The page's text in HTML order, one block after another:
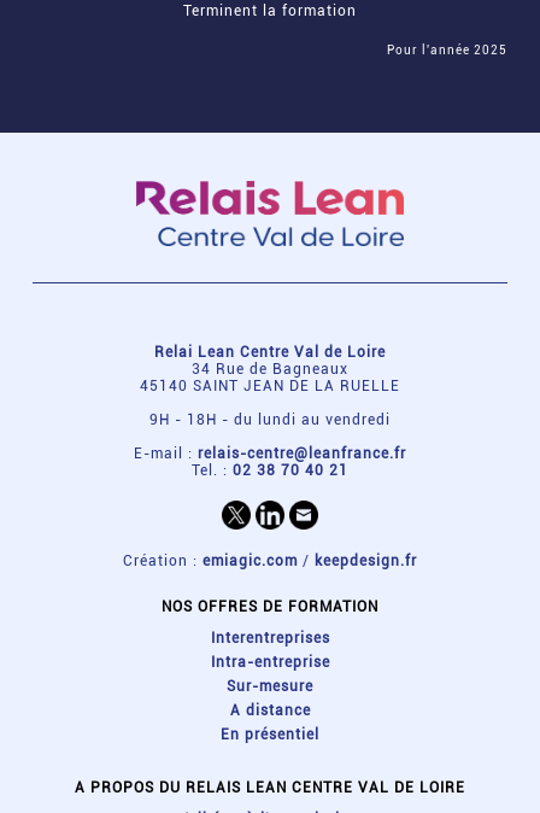
Terminent la formation
Pour l'année 2025
Relai Lean Centre Val de Loire
34 Rue de Bagneaux
45140 SAINT JEAN DE LA RUELLE
9H - 18H - du lundi au vendredi
E-mail : relais-centre@leanfrance.fr
Tel. : 02 38 70 40 21
Création : emiagic.com / keepdesign.fr
NOS OFFRES DE FORMATION
Interentreprises
Intra-entreprise
Sur-mesure
A distance
En présentiel
A PROPOS DU RELAIS LEAN CENTRE VAL DE LOIRE